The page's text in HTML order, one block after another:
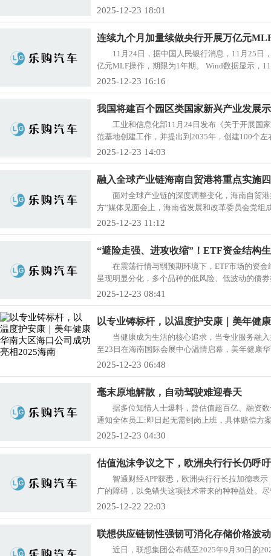
2025-12-23 18:01
连续九个月加量续做央行开展万亿元
11月24日，据中国人民银行消息，11月25日
亿元MLF操作，期限为1年期。 Wind数据显示，
2025-12-23 16:16
我国将建百个园区类国家新兴产业发展
工业和信息化部11月24日发布《关于开展国
范基地创建工作，并提出到2035年，创建100个
2025-12-23 14:03
融入全球产业链海南自贸港将重点实施
面对全球产业链的深度调整变化，海南自贸
方”媒体见面会上，海南省发展和改革委员会党组
2025-12-23 11:12
“避险走强、进攻收缩”！ETF资金结构
在震荡行情与弱预期环境下，ETF市场的资
呈现明显分化，多个品种的低风险、低波动的债
2025-12-23 08:41
以专业铸标杆，以温度护安康｜美年健
当健康成为生活的核心追求，当专业服务融
至23日在海南国际会展中心温情启幕，美年健康
2025-12-23 06:48
毫末原地解散，自动驾驶难迎春天
据多位知情人士爆料，曾估值超百亿、融资
通知全体员工:即日起无需到岗上班，具体赔偿方
2025-12-23 04:30
估值泡沫争议之下，欧洲央行行长仍呼
智通财经APP获悉，欧洲央行行长拉加德表
广的障碍，以免错失这项技术带来的种种益处。
2025-12-22 22:03
联想供应链韧性强韧可消化存储价格波
近日，联想集团公布截至2025年9月30日的